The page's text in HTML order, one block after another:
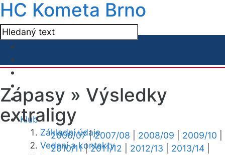
HC Kometa Brno
Klub
Základní údaje
Vedení a kontakty
Zápasy » Výsledky
extraligy
2006/07|2007/08 2008/09 2009/10
2010/11|2011/12 2012/13 2013/14